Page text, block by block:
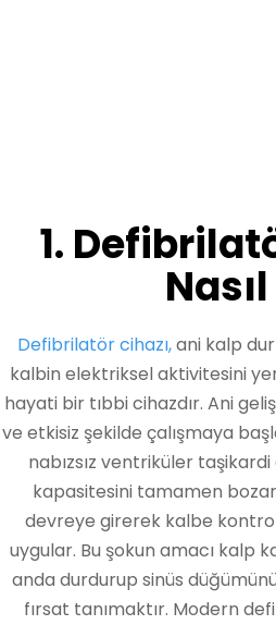
1.
Defibrilatör cihazı,ani kalp
kalbin elektriksel aktivitesini
hayati bir tıbbi cihazdır. Ani
ve etkisiz şekilde çalışmaya
nabızsız ventriküler
kapasitesini tamamen
devreye girerek kalbe
uygular. Bu şokun amacı kalp
anda durdurup sinüs
fırsat tanımaktır. Modern